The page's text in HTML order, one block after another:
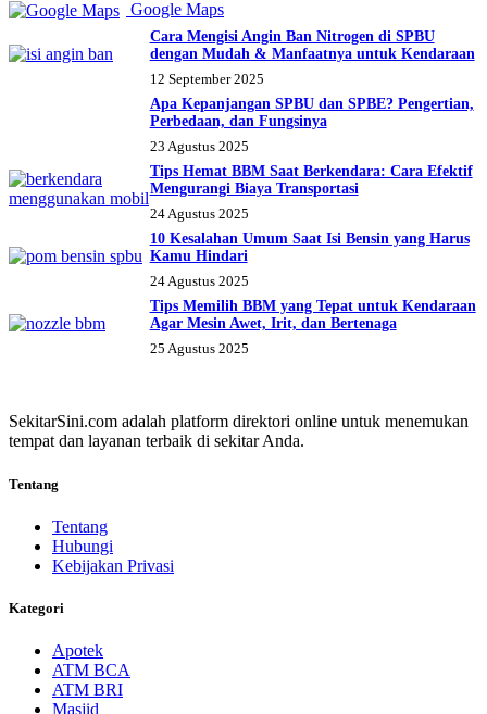
Google Maps
Cara Mengisi Angin Ban Nitrogen di SPBU
dengan Mudah & Manfaatnya untuk Kendaraan
12 September 2025
Apa Kepanjangan SPBU dan SPBE? Pengertian,
Perbedaan, dan Fungsinya
23 Agustus 2025
Tips Hemat BBM Saat Berkendara: Cara Efektif
Mengurangi Biaya Transportasi
24 Agustus 2025
10 Kesalahan Umum Saat Isi Bensin yang Harus
Kamu Hindari
24 Agustus 2025
Tips Memilih BBM yang Tepat untuk Kendaraan
Agar Mesin Awet, Irit, dan Bertenaga
25 Agustus 2025
SekitarSini.com adalah platform direktori online untuk menemukan
tempat dan layanan terbaik di sekitar Anda.
Tentang
Tentang
Hubungi
Kebijakan Privasi
Kategori
Apotek
ATM BCA
ATM BRI
Masjid